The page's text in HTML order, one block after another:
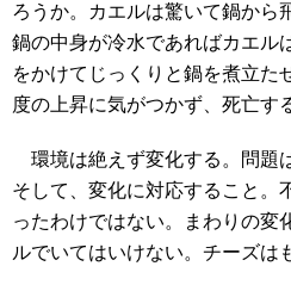
ろうか。カエルは驚いて鍋から
鍋の中身が冷水であればカエル
をかけてじっくりと鍋を煮立た
度の上昇に気がつかず、死亡す
環境は絶えず変化する。問題
そして、変化に対応すること。
ったわけではない。まわりの変
ルでいてはいけない。チーズは